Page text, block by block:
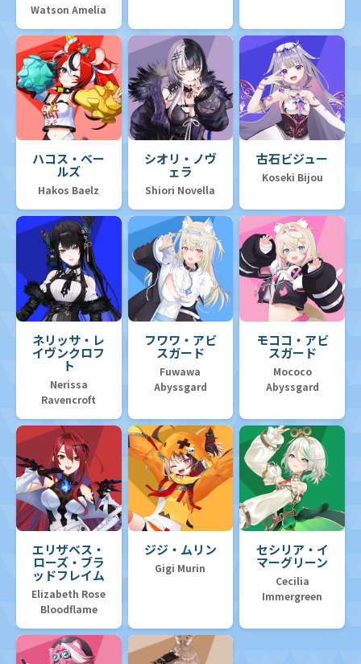
Watson Amelia
ハコス・ベー
ルズ
Hakos Baelz
シオリ・ノヴ
ェラ
Shiori Novella
古石ビジュー
Koseki Bijou
ネリッサ・レ
イヴンクロフ
ト
Nerissa
Ravencroft
フワワ・アビ
スガード
Fuwawa
Abyssgard
モココ・アビ
スガード
Mococo
Abyssgard
エリザベス・
ローズ・ブラ
ッドフレイム
Elizabeth Rose
Bloodflame
ジジ・ムリン
Gigi Murin
セシリア・イ
マーグリーン
Cecilia
Immergreen